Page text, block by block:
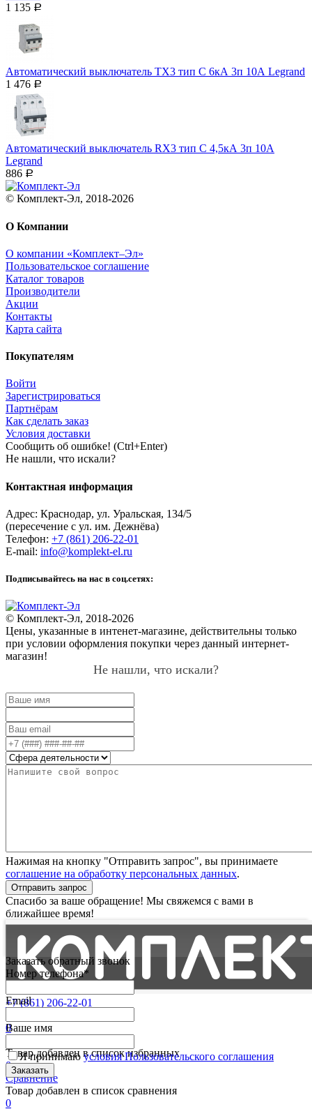
1 135 Р
Автоматический выключатель ТX3 тип C 6кА 3п 10А Legrand
1 476 Р
Автоматический выключатель RX3 тип C 4,5кА 3п 10А
Legrand
886 Р
© Комплект-Эл, 2018-2026
О Компании
О компании «Комплект–Эл»
Пользовательское соглашение
Каталог товаров
Производители
Акции
Контакты
Карта сайта
Покупателям
Войти
Зарегистрироваться
Партнёрам
Как сделать заказ
Условия доставки
Сообщить об ошибке! (Ctrl+Enter)
Не нашли, что искали?
Контактная информация
Адрес: Краснодар, ул. Уральская, 134/5
(пересечение с ул. им. Дежнёва)
Телефон: +7 (861) 206-22-01
E-mail: info@komplekt-el.ru
Подписывайтесь на нас в соц.сетях:
© Комплект-Эл, 2018-2026
Цены, указанные в интенет-магазине, действительны только
при условии оформления покупки через данный интернет-
магазин!
Не нашли, что искали?
Нажимая на кнопку "Отправить запрос", вы принимаете
соглашение на обработку персональных данных.
Отправить запрос
Спасибо за ваше обращение! Мы свяжемся с вами в
ближайшее время!
+7 (861) 206-22-01
0
Товар добавлен в список избранных
0
Сравнение
Товар добавлен в список сравнения
0
Заказать обратный звонок
Номер телефона*
Email
Ваше имя
Я принимаюусловия Пользовательского соглашения